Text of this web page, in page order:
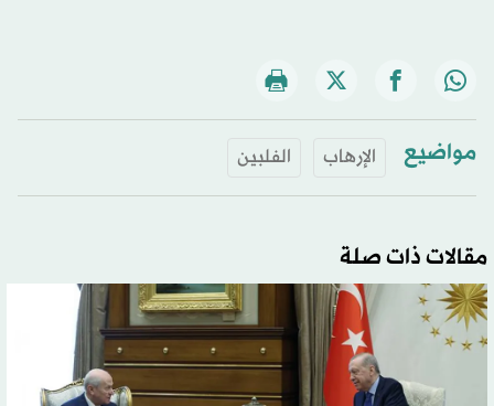
مواضيع الإرهاب الفلبين
مقالات ذات صلة